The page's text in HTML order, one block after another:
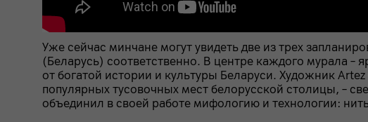
Уже сейчас минчане могут увидеть две из трех
(Беларусь) соответственно. В центре каждого мурала –
от богатой истории и культуры Беларуси. Художник
популярных тусовочных мест белорусской столицы, –
объединил в своей работе мифологию и технологии: